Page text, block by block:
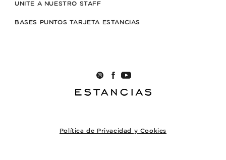
UNITE A NUESTRO STAFF
BASES PUNTOS TARJETA ESTANCIAS
Política de Privacidad y Cookies